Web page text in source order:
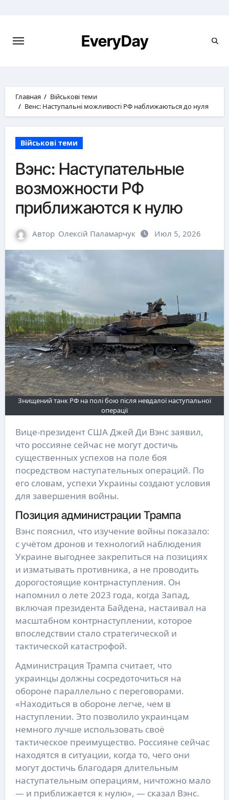
EveryDay
Главная
Військові теми
Венс: Наступальні можливості РФ наближаються до нуля
Військові теми
Вэнс: Наступательные
возможности РФ
приближаются к нулю
Автор Олексій Паламарчук Июл 5, 2026
Знищений танк РФ на полі бою після невдалої наступальної
операції
Вице-президент США Джей Ди Вэнс заявил,
что россияне сейчас не могут достичь
существенных успехов на поле боя
посредством наступательных операций. По
его словам, успехи Украины создают условия
для завершения войны.
Позиция администрации Трампа
Вэнс пояснил, что изучение войны показало:
с учётом дронов и технологий наблюдения
Украине выгоднее закрепиться на позициях
и изматывать противника, а не проводить
дорогостоящие контрнаступления. Он
напомнил о лете 2023 года, когда Запад,
включая президента Байдена, настаивал на
масштабном контрнаступлении, которое
впоследствии стало стратегической и
тактической катастрофой.
Администрация Трампа считает, что
украинцы должны сосредоточиться на
обороне параллельно с переговорами.
«Находиться в обороне легче, чем в
наступлении. Это позволило украинцам
немного лучше использовать своё
тактическое преимущество. Россияне сейчас
находятся в ситуации, когда то, чего они
могут достичь благодаря длительным
наступательным операциям, ничтожно мало
— и приближается к нулю», — сказал Вэнс.